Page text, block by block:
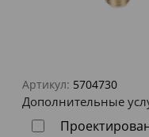
Артикул: 5704730
Дополнительные